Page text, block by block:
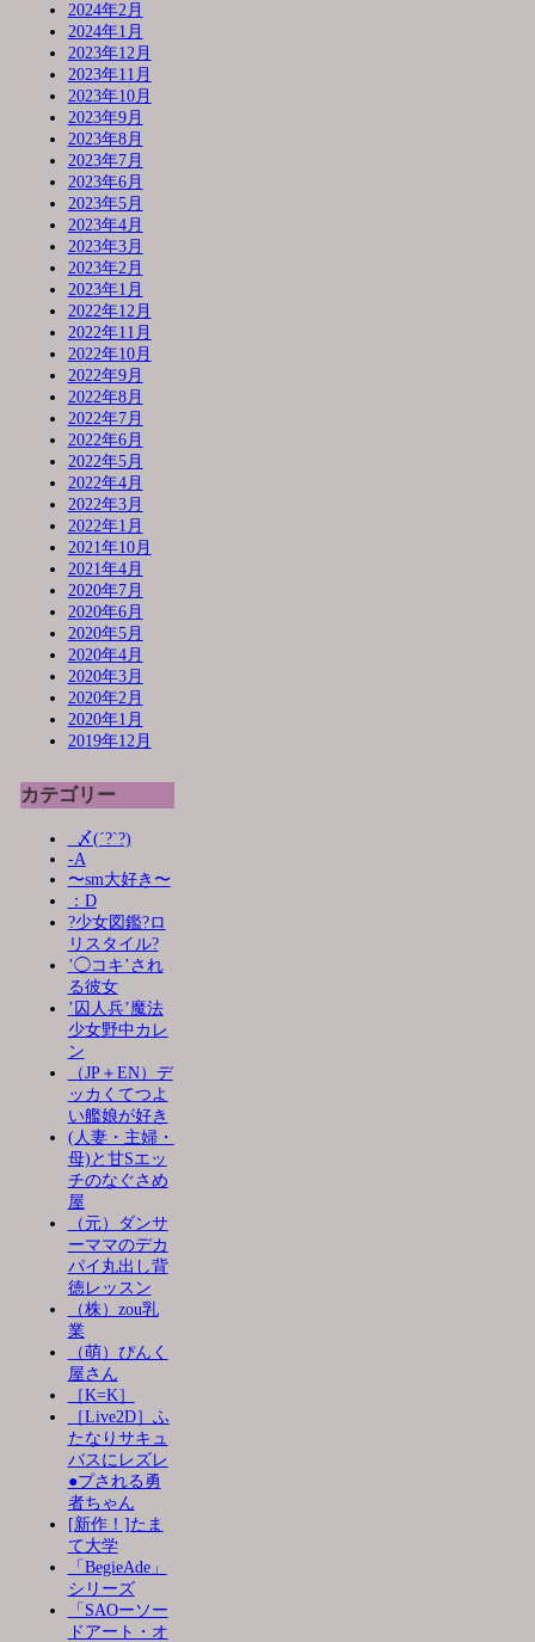
2024年2月
2024年1月
2023年12月
2023年11月
2023年10月
2023年9月
2023年8月
2023年7月
2023年6月
2023年5月
2023年4月
2023年3月
2023年2月
2023年1月
2022年12月
2022年11月
2022年10月
2022年9月
2022年8月
2022年7月
2022年6月
2022年5月
2022年4月
2022年3月
2022年1月
2021年10月
2021年4月
2020年7月
2020年6月
2020年5月
2020年4月
2020年3月
2020年2月
2020年1月
2019年12月
カテゴリー
_〆(´?`?)
-A
〜sm大好き〜
：D
?少女図鑑?ロ
リスタイル?
’◯コキ’され
る彼女
’囚人兵’魔法
少女野中カレ
ン
（JP＋EN）デ
ッカくてつよ
い艦娘が好き
(人妻・主婦・
母)と甘Sエッ
チのなぐさめ
屋
（元）ダンサ
ーママのデカ
パイ丸出し背
徳レッスン
（株）zou乳
業
（萌）ぴんく
屋さん
［K=K］
［Live2D］ふ
たなりサキュ
バスにレズレ
●プされる勇
者ちゃん
[新作！]たま
て大学
「BegieAde」
シリーズ
「SAOーソー
ドアート・オ